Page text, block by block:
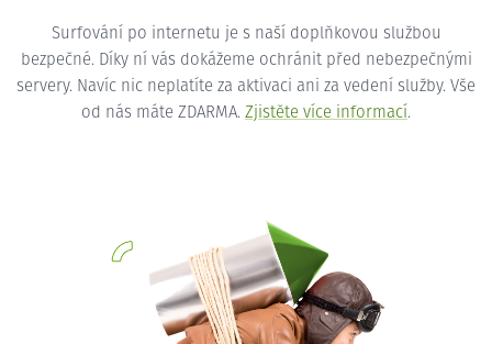
Surfování po internetu je s naší doplňkovou službou
bezpečné. Díky ní vás dokážeme ochránit před nebezpečnými
servery. Navíc nic neplatíte za aktivaci ani za vedení služby. Vše
od nás máte ZDARMA. Zjistěte více informací.